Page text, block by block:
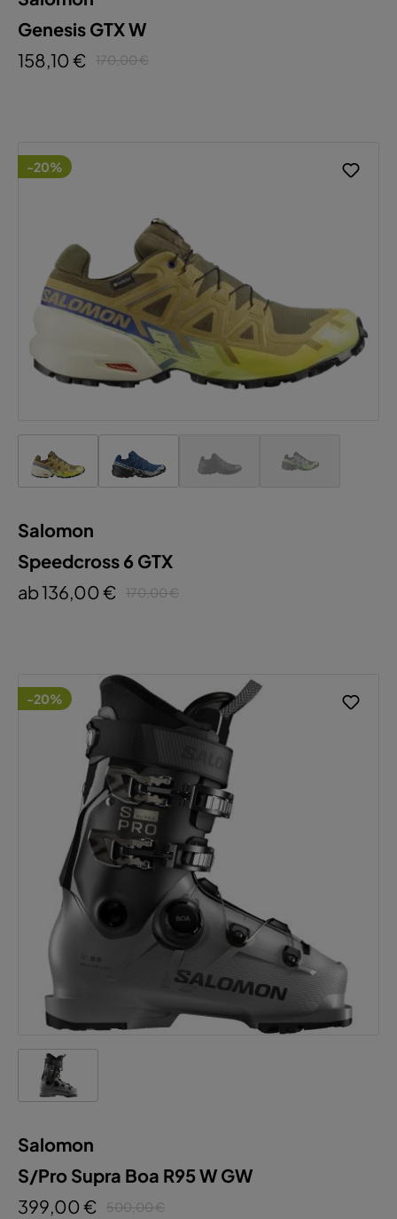
Genesis GTX W
158,10 €
170,00 €
-20%
Salomon
Speedcross 6 GTX
ab 136,00 €
170,00 €
-20%
Salomon
S/Pro Supra Boa R95 W GW
399,00 €
500,00 €